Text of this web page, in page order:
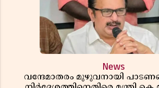
News
വന്ദേമാതരം മുഴുവനായി